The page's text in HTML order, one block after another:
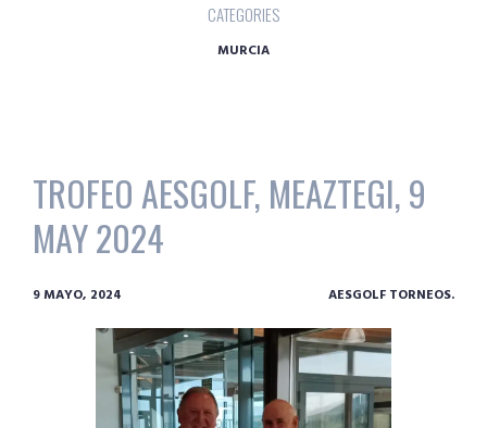
CATEGORIES
MURCIA
TROFEO AESGOLF, MEAZTEGI, 9
MAY 2024
9 MAYO, 2024 AESGOLF TORNEOS.